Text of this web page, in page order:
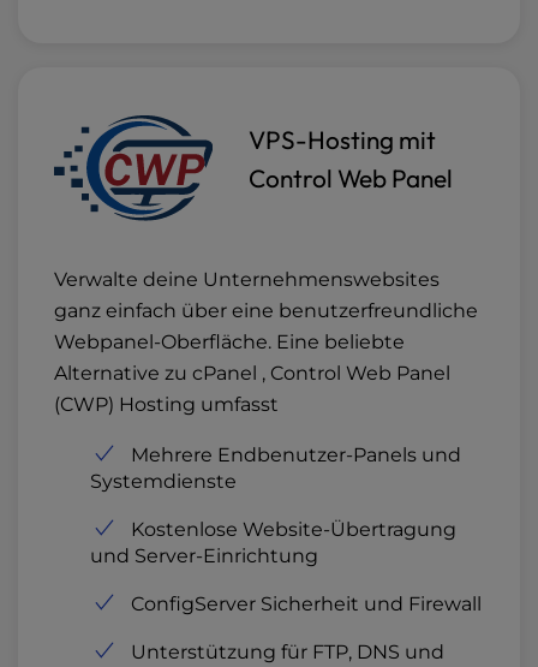
VPS-Hosting mit
Control Web Panel
Verwalte deine Unternehmenswebsites
ganz einfach über eine benutzerfreundliche
Webpanel-Oberfläche. Eine beliebte
Alternative zu cPanel , Control Web Panel
(CWP) Hosting umfasst
Mehrere Endbenutzer-Panels und
Systemdienste
Kostenlose Website-Übertragung
und Server-Einrichtung
ConfigServer Sicherheit und Firewall
Unterstützung für FTP, DNS und